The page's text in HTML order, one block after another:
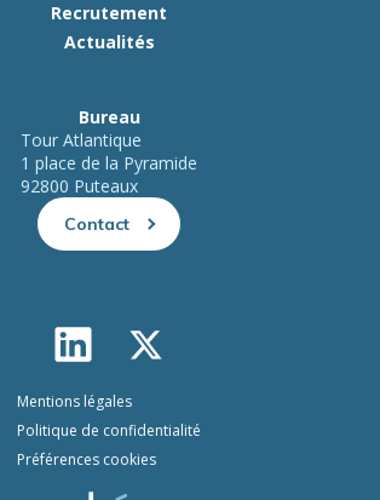
Recrutement
Actualités
Bureau
Tour Atlantique
1 place de la Pyramide
92800 Puteaux
Contact
Mentions légales
Politique de confidentialité
Préférences cookies